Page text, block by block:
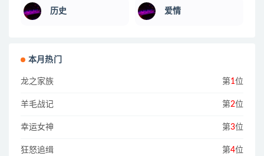
历史 爱情
本月热门
龙之家族 第1位
羊毛战记 第2位
幸运女神 第3位
狂怒追缉 第4位